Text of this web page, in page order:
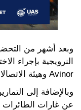
وبعد أشهر من
النرويجية بإجراء
Avinor وهيئة الاتصالات النرويجية.
وبالإضافة إلى
عن غارات